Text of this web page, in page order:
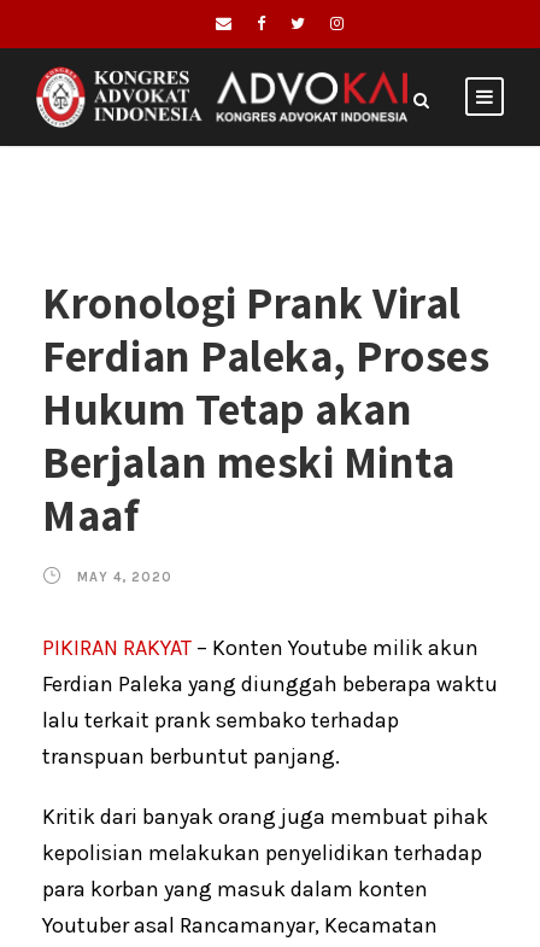
Kronologi Prank Viral
Ferdian Paleka, Proses
Hukum Tetap akan
Berjalan meski Minta
Maaf
MAY 4, 2020
PIKIRAN RAKYAT – Konten Youtube milik akun
Ferdian Paleka yang diunggah beberapa waktu
lalu terkait prank sembako terhadap
transpuan berbuntut panjang.
Kritik dari banyak orang juga membuat pihak
kepolisian melakukan penyelidikan terhadap
para korban yang masuk dalam konten
Youtuber asal Rancamanyar, Kecamatan